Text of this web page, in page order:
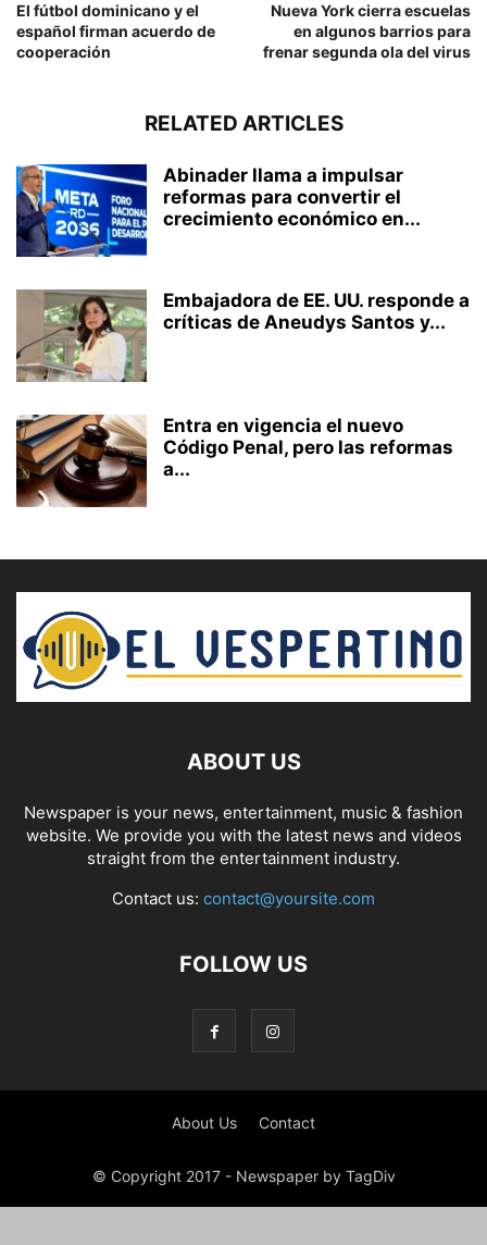
El fútbol dominicano y el
español firman acuerdo de
cooperación
Nueva York cierra escuelas
en algunos barrios para
frenar segunda ola del virus
RELATED ARTICLES
Abinader llama a impulsar
reformas para convertir el
crecimiento económico en...
Embajadora de EE. UU. responde a
críticas de Aneudys Santos y...
Entra en vigencia el nuevo
Código Penal, pero las reformas
a...
ABOUT US
Newspaper is your news, entertainment, music & fashion
website. We provide you with the latest news and videos
straight from the entertainment industry.
Contact us: contact@yoursite.com
FOLLOW US
About Us Contact
© Copyright 2017 - Newspaper by TagDiv